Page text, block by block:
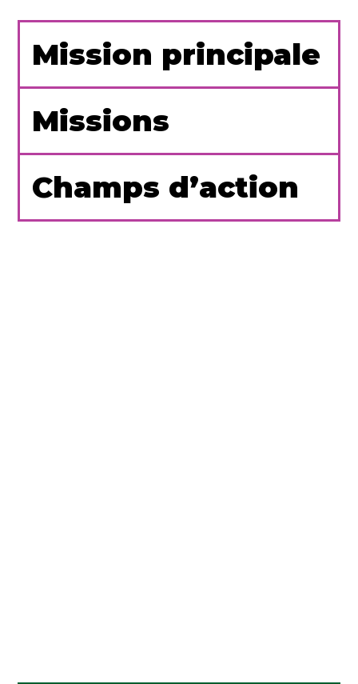
Mission principale
Missions
Champs d’action